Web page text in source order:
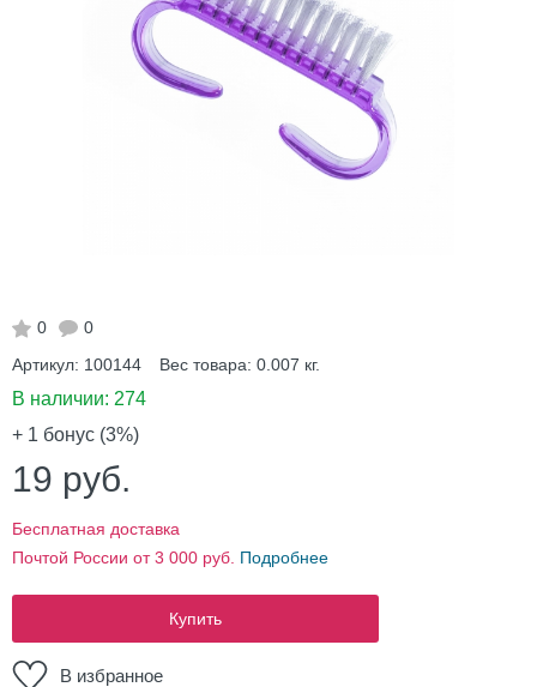
0
0
Артикул: 100144 Вес товара: 0.007 кг.
В наличии: 274
+ 1 бонус (3%)
19 руб.
Бесплатная доставка
Почтой России от 3 000 руб. Подробнее
Купить
В избранное